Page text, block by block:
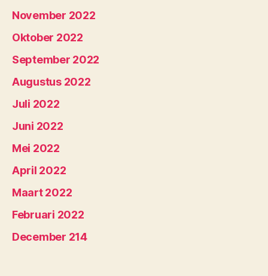
November 2022
Oktober 2022
September 2022
Augustus 2022
Juli 2022
Juni 2022
Mei 2022
April 2022
Maart 2022
Februari 2022
December 214